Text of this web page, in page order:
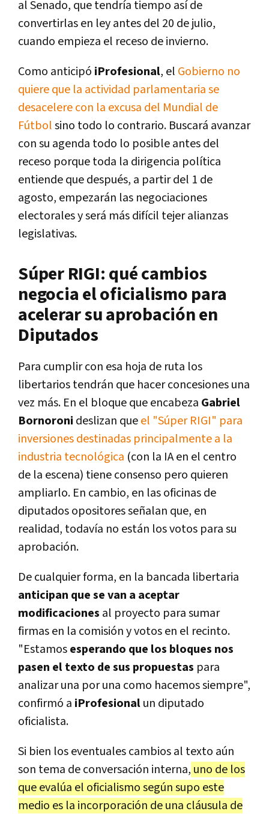
al Senado, que tendría tiempo así de
convertirlas en ley antes del 20 de julio,
cuando empieza el receso de invierno.
Como anticipó iProfesional, el Gobierno no
quiere que la actividad parlamentaria se
desacelere con la excusa del Mundial de
Fútbolsino todo lo contrario. Buscará avanzar
con su agenda todo lo posible antes del
receso porque toda la dirigencia política
entiende que después, a partir del 1 de
agosto, empezarán las negociaciones
electorales y será más difícil tejer alianzas
legislativas.
Súper RIGI: qué cambios
negocia el oficialismo para
acelerar su aprobación en
Diputados
Para cumplir con esa hoja de ruta los
libertarios tendrán que hacer concesiones una
vez más. En el bloque que encabeza Gabriel
Bornoroni deslizan queel "Súper RIGI" para
inversiones destinadas principalmente a la
industria tecnológica (con la IA en el centro
de la escena) tiene consenso pero quieren
ampliarlo. En cambio, en las oficinas de
diputados opositores señalan que, en
realidad, todavía no están los votos para su
aprobación.
De cualquier forma, en la bancada libertaria
anticipan que se van a aceptar
modificaciones al proyecto para sumar
firmas en la comisión y votos en el recinto.
"Estamosesperando que los bloques nos
pasen el texto de sus propuestas para
analizar una por una como hacemos siempre",
confirmó a iProfesionalun diputado
oficialista.
Si bien los eventuales cambios al texto aún
son tema de conversación interna, uno de los
que evalúa el oficialismo según supo este
medio es la incorporación de una cláusula de